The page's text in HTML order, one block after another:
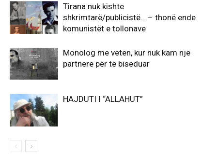
Tirana nuk kishte
shkrimtarë/publicistë… – thonë ende
komunistët e tollonave
Monolog me veten, kur nuk kam një
partnere për të biseduar
HAJDUTI I “ALLAHUT”